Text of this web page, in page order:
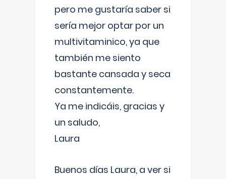
pero me gustaría saber si
sería mejor optar por un
multivitaminico, ya que
también me siento
bastante cansada y seca
constantemente.
Ya me indicáis, gracias y
un saludo,
Laura
Buenos días Laura, a ver si